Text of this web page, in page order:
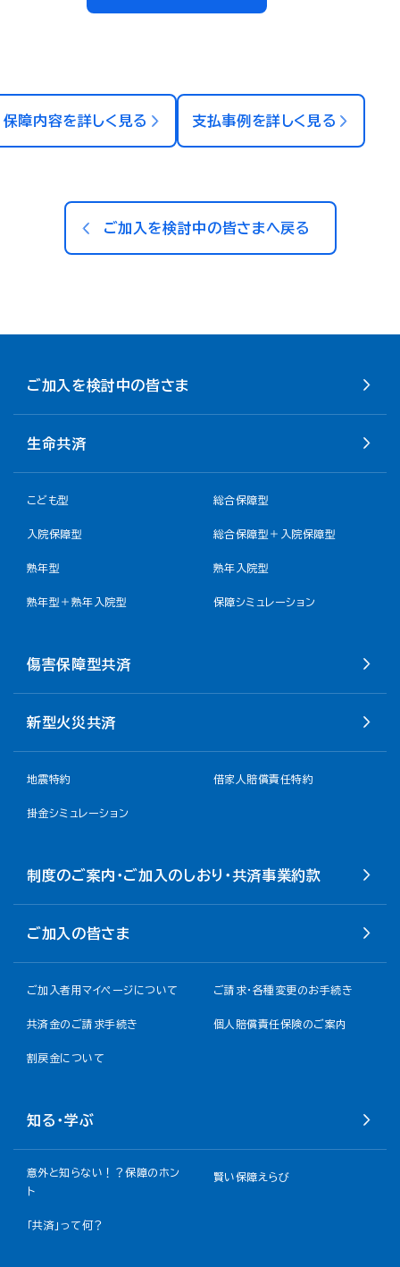
保障内容を詳しく見る 支払事例を詳しく見る
ご加入を検討中の皆さまへ戻る
ご加入を検討中の皆さま
生命共済
こども型 総合保障型
入院保障型 総合保障型＋入院保障型
熟年型 熟年入院型
熟年型＋熟年入院型 保障シミュレーション
傷害保障型共済
新型火災共済
地震特約 借家人賠償責任特約
掛金シミュレーション
制度のご案内・ご加入のしおり・共済事業約款
ご加入の皆さま
ご加入者用マイページについて ご請求・各種変更のお手続き
共済金のご請求手続き 個人賠償責任保険のご案内
割戻金について​
知る・学ぶ
意外と知らない！？保障のホン
ト
賢い保障えらび
「共済」って何？